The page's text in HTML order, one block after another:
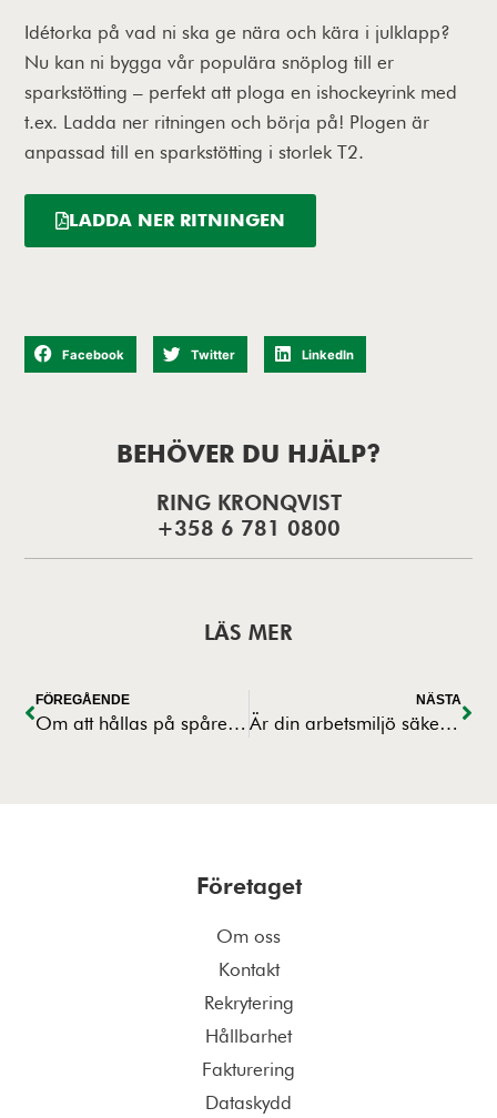
Idétorka på vad ni ska ge nära och kära i julklapp?
Nu kan ni bygga vår populära snöplog till er
sparkstötting – perfekt att ploga en ishockeyrink med
t.ex. Ladda ner ritningen och börja på! Plogen är
anpassad till en sparkstötting i storlek T2.
LADDA NER RITNINGEN
Facebook Twitter LinkedIn
BEHÖVER DU HJÄLP?
RING KRONQVIST
+358 6 781 0800
LÄS MER
FÖREGÅENDE
Om att hållas på spåret i karriär och elitidrott
NÄSTA
Är din arbetsmiljö säker? Vi gjorde en undersökning!
Företaget
Om oss
Kontakt
Rekrytering
Hållbarhet
Fakturering
Dataskydd